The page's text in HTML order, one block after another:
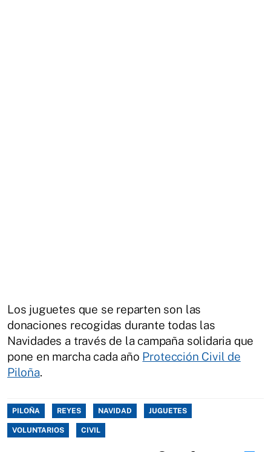
Los juguetes que se reparten son las
donaciones recogidas durante todas las
Navidades a través de la campaña solidaria que
pone en marcha cada año Protección Civil de
Piloña.
PILOÑA REYES NAVIDAD JUGUETES
VOLUNTARIOS CIVIL